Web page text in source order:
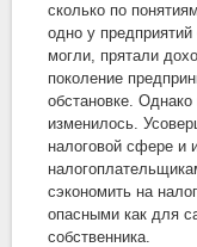
сколько по
одно у
могли, прятали
поколение
обстановке.
изменилось.
налоговой сфере и
сэкономить на
опасными как для
собственника.